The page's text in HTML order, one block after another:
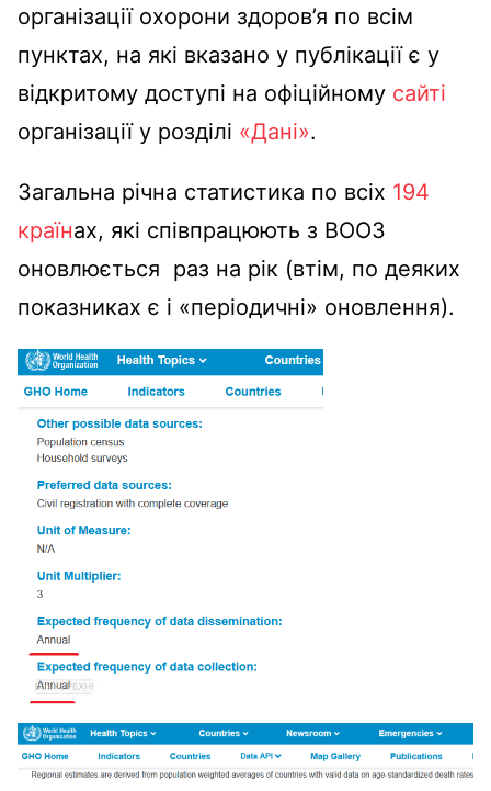
організації охорони здоров’я по всім
пунктах, на які вказано у публікації є у
відкритому доступі на офіційному сайті
організації у розділі «Дані».
Загальна річна статистика по всіх 194
країнах, які співпрацюють з ВООЗ
оновлюється раз на рік (втім, по деяких
показниках є і «періодичні» оновлення).